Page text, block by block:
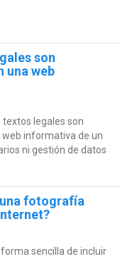
son
una web
textos legales son
informativa de un
ni gestión de datos
fotografía
sencilla de incluir